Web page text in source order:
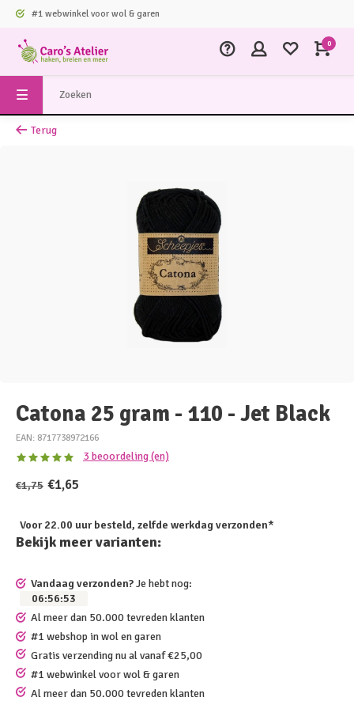
#1 webwinkel voor wol & garen
0
Terug
Catona 25 gram - 110 - Jet Black
EAN: 8717738972166
3 beoordeling (en)
€1,75 €1,65
Voor 22.00 uur besteld, zelfde werkdag verzonden*
Bekijk meer varianten:
Vandaag verzonden?Je hebt nog:
06:56:53
Al meer dan 50.000 tevreden klanten
#1 webshop in wol en garen
Gratis verzending nu al vanaf €25,00
#1 webwinkel voor wol & garen
Al meer dan 50.000 tevreden klanten